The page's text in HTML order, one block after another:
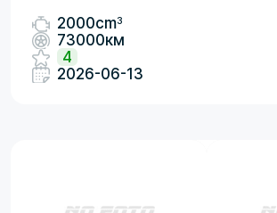
2000cm3
73000км
4
2026-06-13